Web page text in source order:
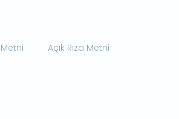
Açık Rıza Metni